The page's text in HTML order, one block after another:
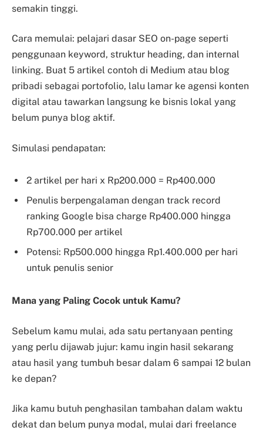
semakin tinggi.
Cara memulai: pelajari dasar SEO on-page seperti
penggunaan keyword, struktur heading, dan internal
linking. Buat 5 artikel contoh di Medium atau blog
pribadi sebagai portofolio, lalu lamar ke agensi konten
digital atau tawarkan langsung ke bisnis lokal yang
belum punya blog aktif.
Simulasi pendapatan:
2 artikel per hari x Rp200.000 = Rp400.000
Penulis berpengalaman dengan track record
ranking Google bisa charge Rp400.000 hingga
Rp700.000 per artikel
Potensi: Rp500.000 hingga Rp1.400.000 per hari
untuk penulis senior
Mana yang Paling Cocok untuk Kamu?
Sebelum kamu mulai, ada satu pertanyaan penting
yang perlu dijawab jujur: kamu ingin hasil sekarang
atau hasil yang tumbuh besar dalam 6 sampai 12 bulan
ke depan?
Jika kamu butuh penghasilan tambahan dalam waktu
dekat dan belum punya modal, mulai dari freelance